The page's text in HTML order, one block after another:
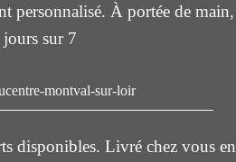
personnalisé. À portée de main,
jours sur 7
montval-sur-loir
disponibles. Livré chez vous en